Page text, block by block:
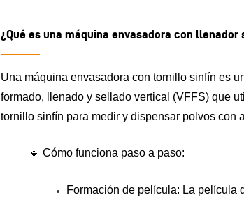
¿Qué es una máquina envasadora con llenador
Una máquina envasadora con tornillo sinfín es
formado, llenado y sellado vertical (VFFS) que
tornillo sinfín para medir y dispensar polvos con
🔹 Cómo funciona paso a paso:
Formación de película: La película